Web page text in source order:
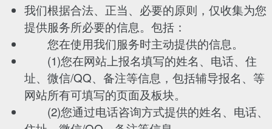
我们根据合法、正当、必要的原则，仅收集为您
提供服务所必要的信息。包括：
您在使用我们服务时主动提供的信息。
(1)您在网站上报名填写的姓名、电话、住
址、微信/QQ、备注等信息，包括辅导报名、等
网站所有可填写的页面及板块。
(2)您通过电话咨询方式提供的姓名、电话、